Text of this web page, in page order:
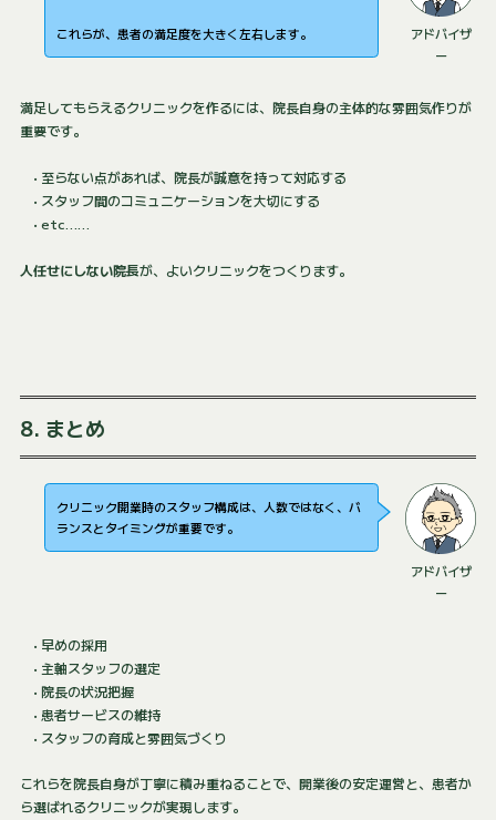
アドバイザ
ー
これらが、患者の満足度を大きく左右します。
満足してもらえるクリニックを作るには、院長自身の主体的な雰囲気作りが
重要です。
• 至らない点があれば、院長が誠意を持って対応する
• スタッフ間のコミュニケーションを大切にする
• etc……
人任せにしない院長が、よいクリニックをつくります。
8. まとめ
アドバイザ
ー
クリニック開業時のスタッフ構成は、人数ではなく、バ
ランスとタイミングが重要です。
• 早めの採用
• 主軸スタッフの選定
• 院長の状況把握
• 患者サービスの維持
• スタッフの育成と雰囲気づくり
これらを院長自身が丁寧に積み重ねることで、開業後の安定運営と、患者か
ら選ばれるクリニックが実現します。